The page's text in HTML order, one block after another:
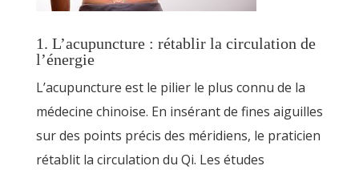
1. L’acupuncture : rétablir la circulation de
l’énergie
L’acupuncture est le pilier le plus connu de la
médecine chinoise. En insérant de fines aiguilles
sur des points précis des méridiens, le praticien
rétablit la circulation du Qi. Les études